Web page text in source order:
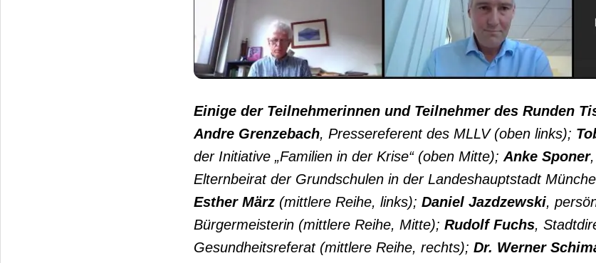
Einige der Teilnehmerinnen und Teilnehmer des Runden
Andre Grenzebach, Pressereferent des MLLV (oben links);
der Initiative „Familien in der Krise“ (oben Mitte); Anke Sponer
Elternbeirat der Grundschulen in der Landeshauptstadt
Esther März (mittlere Reihe, links); Daniel Jazdzewski,
Bürgermeisterin (mittlere Reihe, Mitte); Rudolf Fuchs,
Gesundheitsreferat (mittlere Reihe, rechts); Dr. Werner